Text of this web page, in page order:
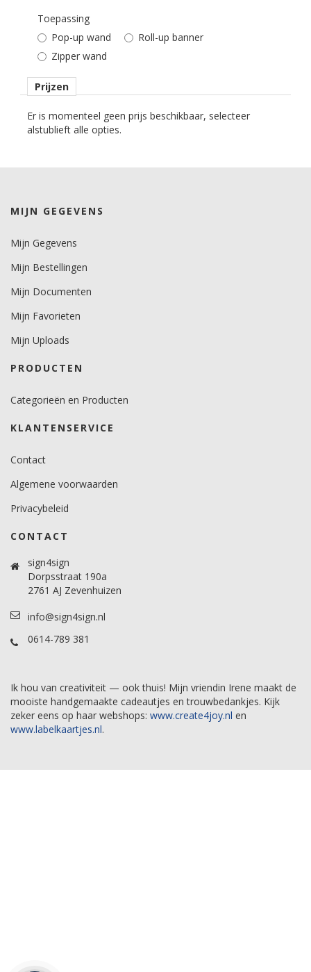
Lengte kabel
Zipper: 3,5 m
Pop-up: 2,5 m
Als je een halogeenspot bevestigt op de roll-up budget banner,
gaat het systeem iets naar voren hangen.
Toepassing
Pop-up wand
Roll-up banner
Zipper wand
Prijzen
Er is momenteel geen prijs beschikbaar, selecteer
alstublieft alle opties.
MIJN GEGEVENS
Mijn Gegevens
Mijn Bestellingen
Mijn Documenten
Mijn Favorieten
Mijn Uploads
PRODUCTEN
Categorieën en Producten
KLANTENSERVICE
Contact
Algemene voorwaarden
Privacybeleid
CONTACT
sign4sign
Dorpsstraat 190a
2761 AJ Zevenhuizen
info@sign4sign.nl
0614-789 381
Ik hou van creativiteit — ook thuis! Mijn vriendin Irene maakt de
mooiste handgemaakte cadeautjes en trouwbedankjes. Kijk
zeker eens op haar webshops: www.create4joy.nl en
www.labelkaartjes.nl.